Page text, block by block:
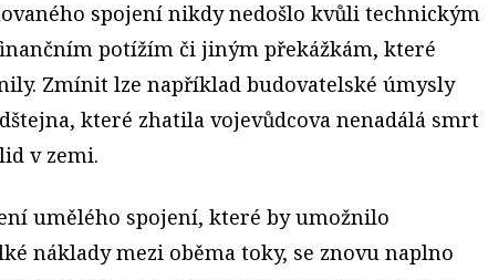
spojení nikdy nedošlo kvůli technickým
potížím či jiným překážkám, které
Zmínit lze například budovatelské úmysly
které zhatila vojevůdcova nenadálá smrt
v zemi.
umělého spojení, které by umožnilo
náklady mezi oběma toky, se znovu naplno